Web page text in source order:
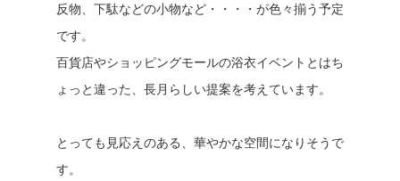
反物、下駄などの小物など・・・・が色々揃う予定
です。
百貨店やショッピングモールの浴衣イベントとはち
ょっと違った、長月らしい提案を考えています。
とっても見応えのある、華やかな空間になりそうで
す。